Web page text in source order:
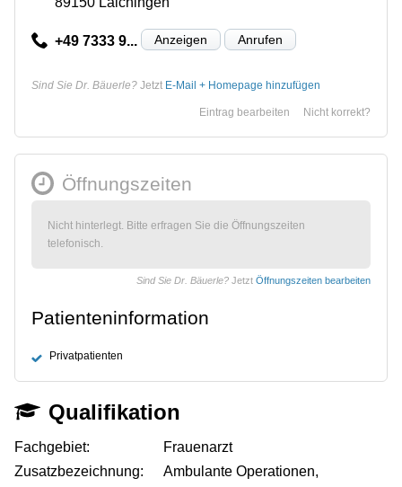
+49 7333 9... Anzeigen Anrufen
Sind Sie Dr. Bäuerle? Jetzt E-Mail + Homepage hinzufügen
Nicht korrekt?
Eintrag bearbeiten
Öffnungszeiten
Nicht hinterlegt. Bitte erfragen Sie die Öffnungszeiten
telefonisch.
Sind Sie Dr. Bäuerle? Jetzt Öffnungszeiten bearbeiten
Patienteninformation
Privatpatienten
Qualifikation
Fachgebiet:
Frauenarzt
Zusatzbezeichnung:
Ambulante Operationen,